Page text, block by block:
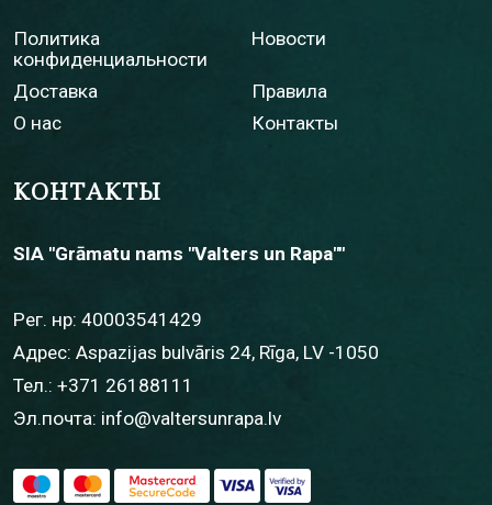
Политика
конфиденциальности
Новости
Доставка
Правила
О нас
Контакты
КОНТАКТЫ
SIA "Grāmatu nams "Valters un Rapa""
Рег. нр: 40003541429
Адрес: Aspazijas bulvāris 24, Rīga, LV -1050
Тел.: +371 26188111
Эл.почта: info@valtersunrapa.lv